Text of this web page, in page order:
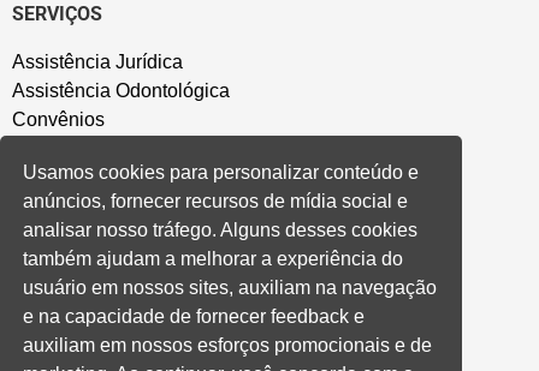
SERVIÇOS
Assistência Jurídica
Assistência Odontológica
Convênios
Salão de Festa
Política de Privacidade
CONVENÇÃO COLETIVA E ACORDOS
Convenções Coletivas
Banco do Brasil
Usamos cookies para personalizar conteúdo e
anúncios, fornecer recursos de mídia social e
analisar nosso tráfego. Alguns desses cookies
também ajudam a melhorar a experiência do
usuário em nossos sites, auxiliam na navegação
e na capacidade de fornecer feedback e
auxiliam em nossos esforços promocionais e de